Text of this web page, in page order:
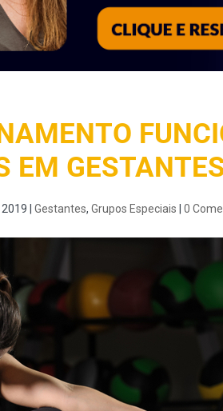
EM
Gestantes, Grupos Especiais 0